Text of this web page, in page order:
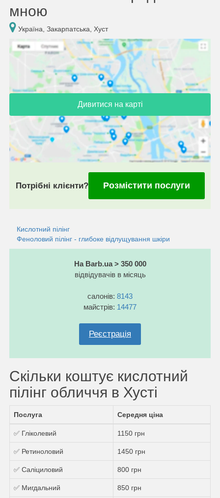
мною
Україна, Закарпатська, Хуст
Дивитися на карті
Потрібні клієнти? Розмістити послуги
Кислотний пілінг
Феноловий пілінг - глибоке відлущування шкіри
На Barb.ua > 350 000
відвідувачів в місяць
салонів: 8143
майстрів: 14477
Реєстрація
Скільки коштує кислотний
пілінг обличчя в Хусті
Послуга Середня ціна
✅ Гліколевий 1150 грн
✅ Ретиноловий 1450 грн
✅ Саліциловий 800 грн
✅ Мигдальний 850 грн